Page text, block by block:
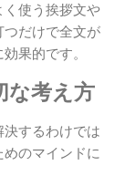
く使う挨拶文や
だけで全文が
果的です。
な考え方
するわけでは
のマインドに